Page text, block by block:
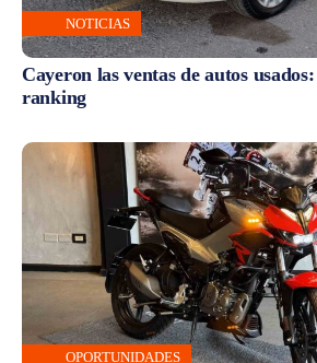
NOTICIAS
Cayeron las ventas de autos
ranking
OPORTUNIDADES